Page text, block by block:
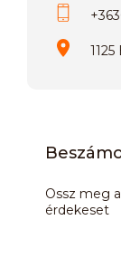
Ossz meg
érdekeset